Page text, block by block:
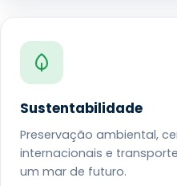
Sustentabilidade
Preservação ambiental,
internacionais e
um mar de futuro.